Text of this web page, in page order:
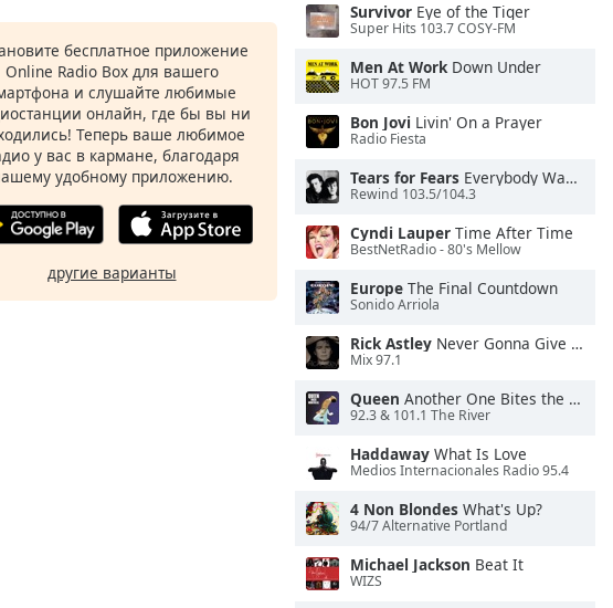
бесплатное приложение
Online Radio Box для вашего
и слушайте любимые
онлайн, где бы вы ни
Теперь ваше любимое
у вас в кармане, благодаря
удобному приложению.
другие варианты
Survivor Eye of the Tiger
Super Hits 103.7 COSY-FM
Men At WorkDown Under
HOT 97.5 FM
Bon Jovi Livin' On a Prayer
Radio Fiesta
Tears for Fears Everybody Wants To Rule the World
Rewind 103.5/104.3
Cyndi Lauper Time After Time
BestNetRadio - 80's Mellow
Europe The Final Countdown
Sonido Arriola
Rick Astley Never Gonna Give You Up
Mix 97.1
Queen Another One Bites the Dust
92.3 & 101.1 The River
Haddaway What Is Love
Medios Internacionales Radio 95.4
4 Non Blondes What's Up?
94/7 Alternative Portland
Michael Jackson Beat It
WIZS